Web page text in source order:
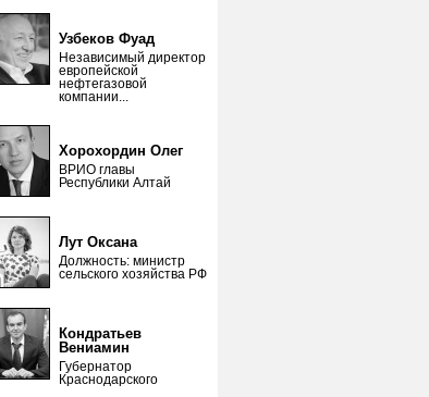
Узбеков Фуад
Независимый директор
европейской
нефтегазовой
компании...
Хорохордин Олег
ВРИО главы
Республики Алтай
Лут Оксана
Должность: министр
сельского хозяйства РФ
Кондратьев
Вениамин
Губернатор
Краснодарского